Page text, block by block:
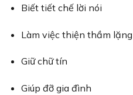
Biết tiết chế lời nói
Làm việc thiện thầm lặng
Giữ chữ tín
Giúp đỡ gia đình